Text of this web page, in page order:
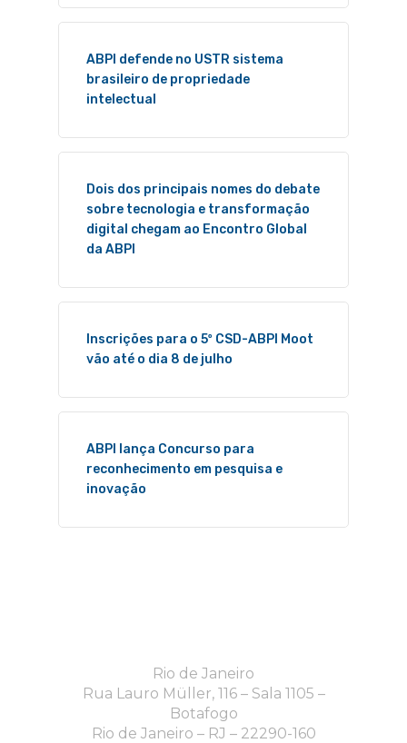
ABPI defende no USTR sistema
brasileiro de propriedade
intelectual
Dois dos principais nomes do debate
sobre tecnologia e transformação
digital chegam ao Encontro Global
da ABPI
Inscrições para o 5º CSD-ABPI Moot
vão até o dia 8 de julho
ABPI lança Concurso para
reconhecimento em pesquisa e
inovação
Rio de Janeiro
Rua Lauro Müller, 116 – Sala 1105 –
Botafogo
Rio de Janeiro – RJ – 22290-160